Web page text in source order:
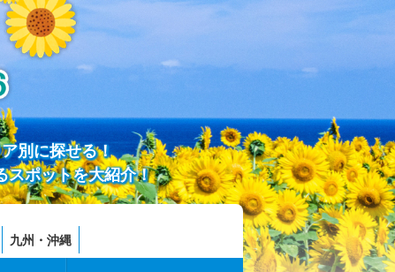
別に探せる！
スポットを大紹介！
九州・沖縄